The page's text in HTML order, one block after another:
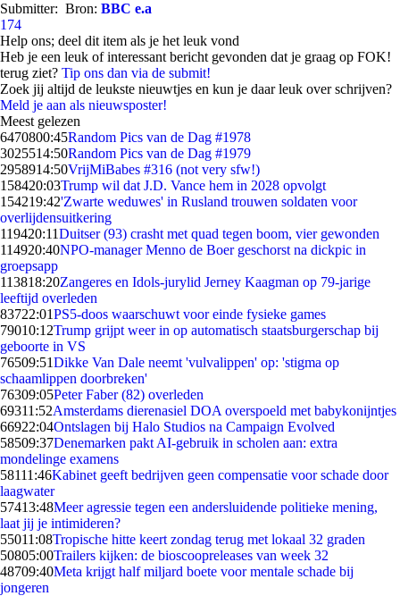
Submitter: Bron: BBC e.a
174
Help ons; deel dit item als je het leuk vond
Heb je een leuk of interessant bericht gevonden dat je graag op FOK!
terug ziet? Tip ons dan via de submit!
Zoek jij altijd de leukste nieuwtjes en kun je daar leuk over schrijven?
Meld je aan als nieuwsposter!
Meest gelezen
6470800:45Random Pics van de Dag #1978
3025514:50Random Pics van de Dag #1979
2958914:50VrijMiBabes #316 (not very sfw!)
158420:03Trump wil dat J.D. Vance hem in 2028 opvolgt
154219:42'Zwarte weduwes' in Rusland trouwen soldaten voor
overlijdensuitkering
119420:11Duitser (93) crasht met quad tegen boom, vier gewonden
114920:40NPO-manager Menno de Boer geschorst na dickpic in
groepsapp
113818:20Zangeres en Idols-jurylid Jerney Kaagman op 79-jarige
leeftijd overleden
83722:01PS5-doos waarschuwt voor einde fysieke games
79010:12Trump grijpt weer in op automatisch staatsburgerschap bij
geboorte in VS
76509:51Dikke Van Dale neemt 'vulvalippen' op: 'stigma op
schaamlippen doorbreken'
76309:05Peter Faber (82) overleden
69311:52Amsterdams dierenasiel DOA overspoeld met babykonijntjes
66922:04Ontslagen bij Halo Studios na Campaign Evolved
58509:37Denemarken pakt AI-gebruik in scholen aan: extra
mondelinge examens
58111:46Kabinet geeft bedrijven geen compensatie voor schade door
laagwater
57413:48Meer agressie tegen een andersluidende politieke mening,
laat jij je intimideren?
55011:08Tropische hitte keert zondag terug met lokaal 32 graden
50805:00Trailers kijken: de bioscoopreleases van week 32
48709:40Meta krijgt half miljard boete voor mentale schade bij
jongeren